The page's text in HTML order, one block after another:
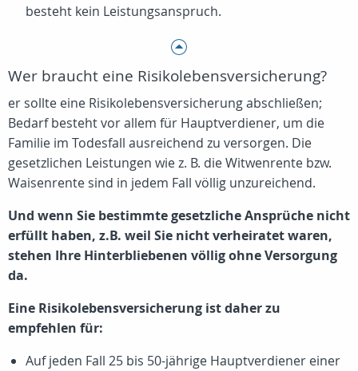
besteht kein Leistungsanspruch.
Wer braucht eine Risikolebensversicherung?
er sollte eine Risikolebensversicherung abschließen;
Bedarf besteht vor allem für Hauptverdiener, um die
Familie im Todesfall ausreichend zu versorgen. Die
gesetzlichen Leistungen wie z. B. die Witwenrente bzw.
Waisenrente sind in jedem Fall völlig unzureichend.
Und wenn Sie bestimmte gesetzliche Ansprüche nicht
erfüllt haben, z.B. weil Sie nicht verheiratet waren,
stehen Ihre Hinterbliebenen völlig ohne Versorgung
da.
Eine Risikolebensversicherung ist daher zu
empfehlen für:
Auf jeden Fall 25 bis 50-jährige Hauptverdiener einer